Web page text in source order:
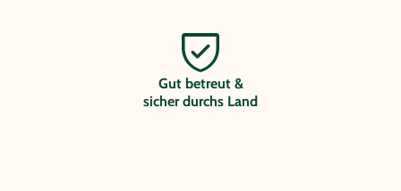
Gut betreut &
sicher durchs Land